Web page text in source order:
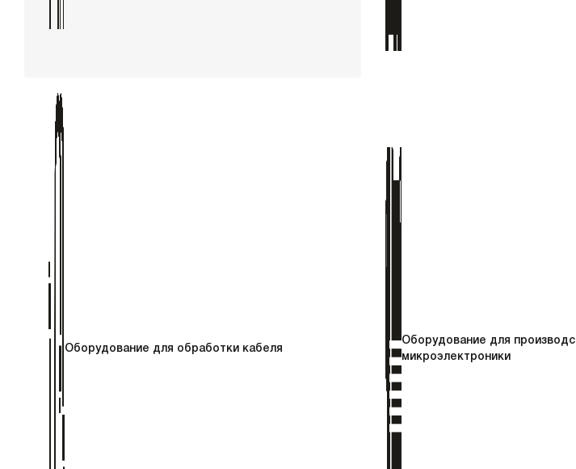
Оборудование для обработки кабеля
Оборудование для
микроэлектроники